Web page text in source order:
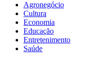
Agronegócio
Cultura
Economia
Educação
Entretenimento
Saúde